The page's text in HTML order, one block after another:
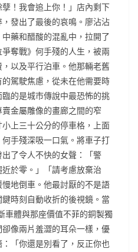
！我會追上你！」店內剩下
發出了最後的哀鳴。廖沾沾
藥和醋酸的混亂中，拉開了
奪戰》何手殘的人生，被兩
以及平行泊車。他那輛老舊
駕駛焦慮，從未在他需要時
的是城市傳說中最恐怖的挑
金屬雕像的畫廊之間的窄
上三十公分的停車格，上面
手殘深吸一口氣。將車子打
了令人不快的女聲：「警
於零。」「請考慮放棄治
地倒車。他最討厭的不是語
時刻自動收折的後視鏡。當
車體與那座價值不菲的銅製獨
像兩片羞澀的耳朵一樣，優
「你還是別看了，反正你也